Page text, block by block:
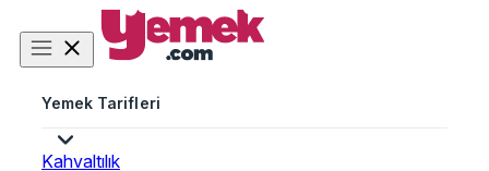
Yemek Tarifleri
Kahvaltılık